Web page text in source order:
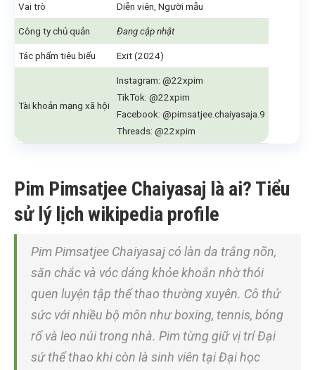
Vai trò Diễn viên, Người mẫu
Công ty chủ quản Đang cập nhật
Tác phẩm tiêu biểu Exit (2024)
Tài khoản mạng xã hội
Instagram: @22xpim
TikTok: @22xpim
Facebook: @pimsatjee.chaiyasaja.9
Threads: @22xpim
Pim Pimsatjee Chaiyasaj là ai? Tiểu
sử lý lịch wikipedia profile
Pim Pimsatjee Chaiyasaj có làn da trắng nõn,
săn chắc và vóc dáng khỏe khoắn nhờ thói
quen luyện tập thể thao thường xuyên. Cô thử
sức với nhiều bộ môn như boxing, tennis, bóng
rổ và leo núi trong nhà. Pim từng giữ vị trí Đại
sứ thể thao khi còn là sinh viên tại Đại học